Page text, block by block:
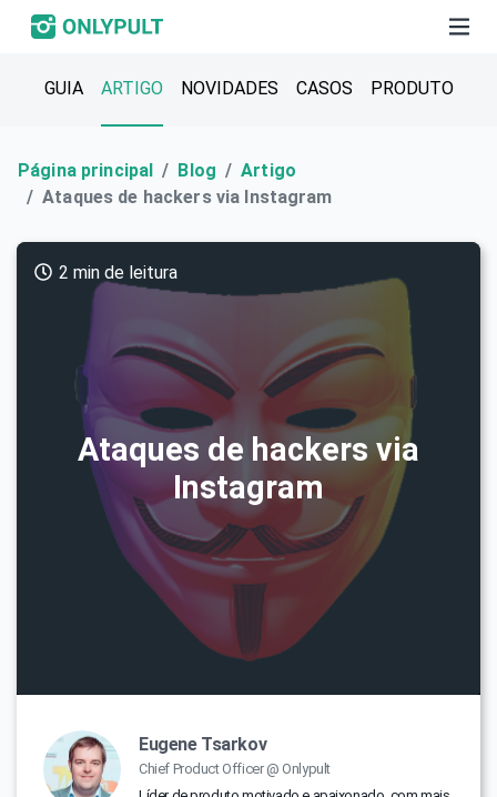
GUIA ARTIGO NOVIDADES CASOS PRODUTO
Página principal Blog
Artigo
Ataques de hackers via Instagram
Ataques de hackers via
Instagram
2 min de leitura
Eugene Tsarkov
Chief Product Officer @ Onlypult